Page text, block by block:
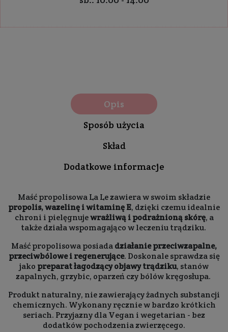
Opis
Sposób użycia
Skład
Dodatkowe informacje
Maść propolisowa La Le zawiera w swoim składzie
propolis, wazelinę i witaminę E, dzięki czemu idealnie
chroni i pielęgnujewrażliwą i podrażnioną skórę, a
także działa wspomagająco w leczeniu trądziku.
Maść propolisowa posiadadziałanie przeciwzapalne,
przeciwbólowe i regenerujące. Doskonale sprawdza się
jako preparat łagodzący objawy trądziku, stanów
zapalnych, grzybic, oparzeń czy bólów kręgosłupa.
Produkt naturalny, nie zawierający żadnych substancji
chemicznych. Wykonany ręcznie w bardzo krótkich
seriach. Przyjazny dla Vegan i wegetarian - bez
dodatków pochodzenia zwierzęcego.